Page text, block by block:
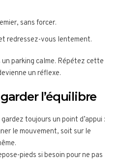
sans forcer.
redressez-vous lentement.
parking calme. Répétez cette
un réflexe.
l’équilibre
toujours un point d’appui :
le mouvement, soit sur le
pieds si besoin pour ne pas